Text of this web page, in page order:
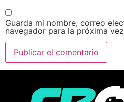
Guarda mi nombre, correo
navegador para la próxima